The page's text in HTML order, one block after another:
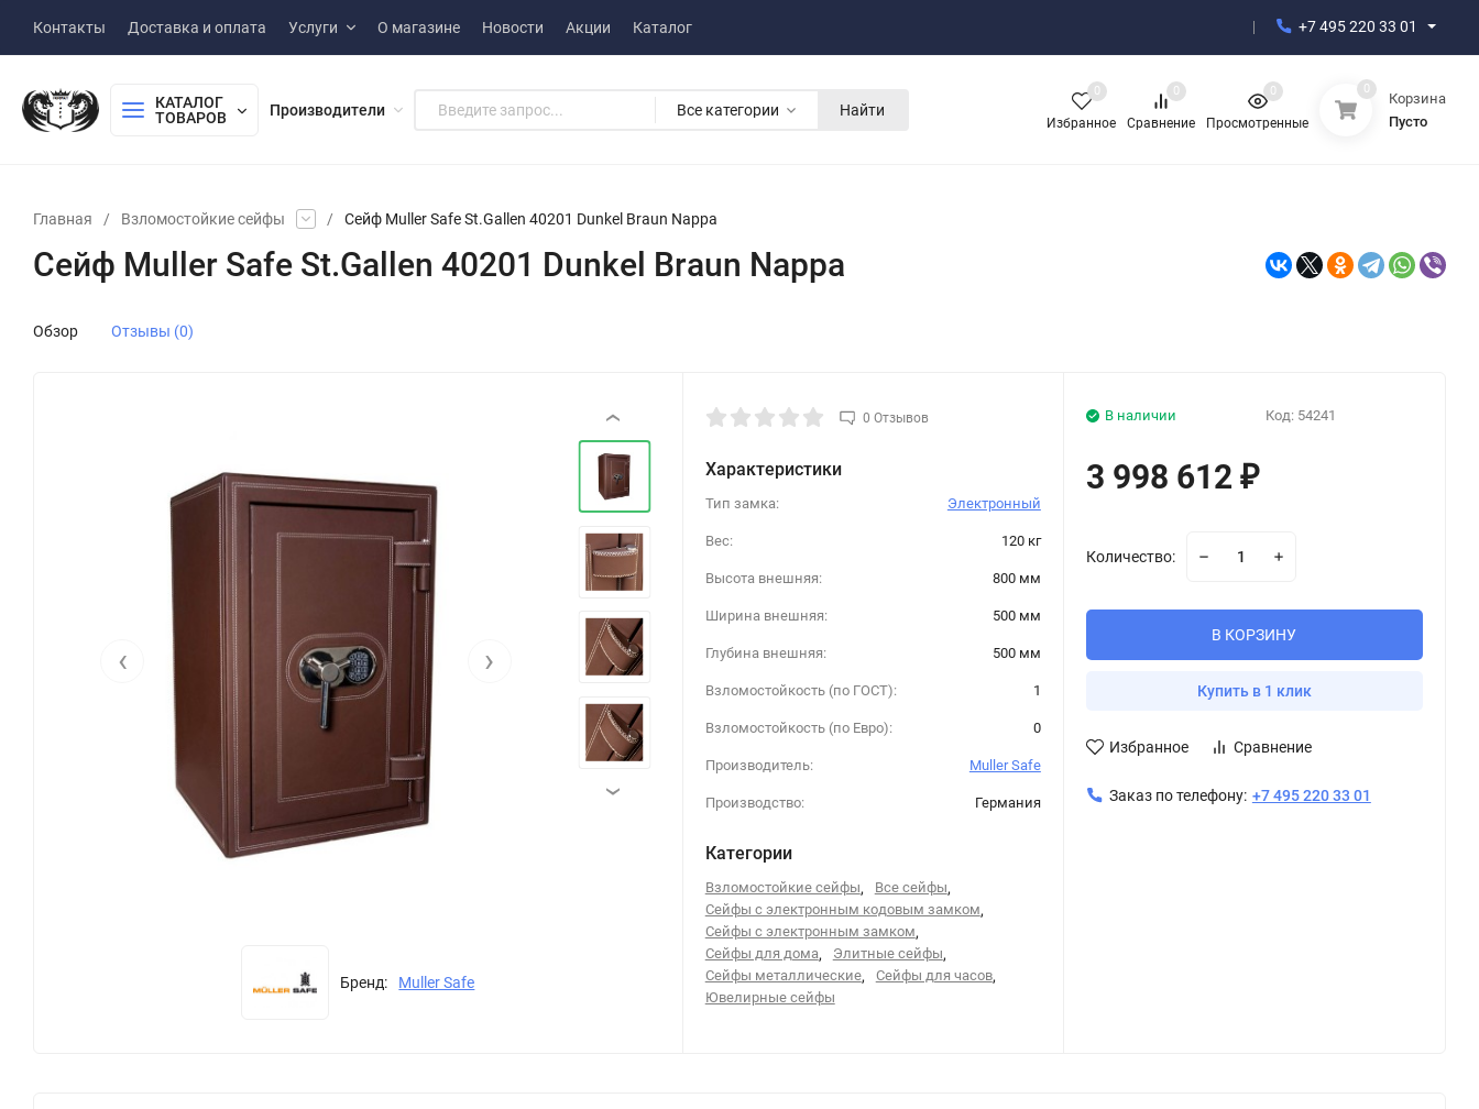
Контакты Доставка и оплата Услуги О магазине Новости Акции Каталог +7 495 220 33 01
КАТАЛОГ
ТОВАРОВ
Производители Все категории Найти
Избранное
0
Сравнение
0
Просмотренные
0 0
Корзина
Пусто
Главная / Взломостойкие сейфы / Сейф Muller Safe St.Gallen 40201 Dunkel Braun Nappa
Сейф Muller Safe St.Gallen 40201 Dunkel Braun Nappa
Обзор Отзывы (0)
‹ ›
‹
›
Бренд: Muller Safe
0 Отзывов
Характеристики
Тип замка: Электронный
Вес: 120 кг
Высота внешняя: 800 мм
Ширина внешняя: 500 мм
Глубина внешняя: 500 мм
Взломостойкость (по ГОСТ): 1
Взломостойкость (по Евро): 0
Производитель: Muller Safe
Производство: Германия
Категории
Взломостойкие сейфы, Все сейфы,
Сейфы с электронным кодовым замком,
Сейфы с электронным замком,
Сейфы для дома, Элитные сейфы,
Сейфы металлические, Сейфы для часов,
Ювелирные сейфы
В наличии Код: 54241
3 998 612 ₽
Количество:
В КОРЗИНУ
Купить в 1 клик
Избранное Сравнение
Заказ по телефону: +7 495 220 33 01